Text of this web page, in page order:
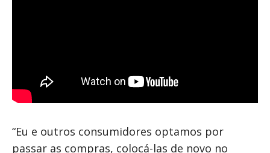
“Eu e outros consumidores optamos por
passar as compras, colocá-las de novo no